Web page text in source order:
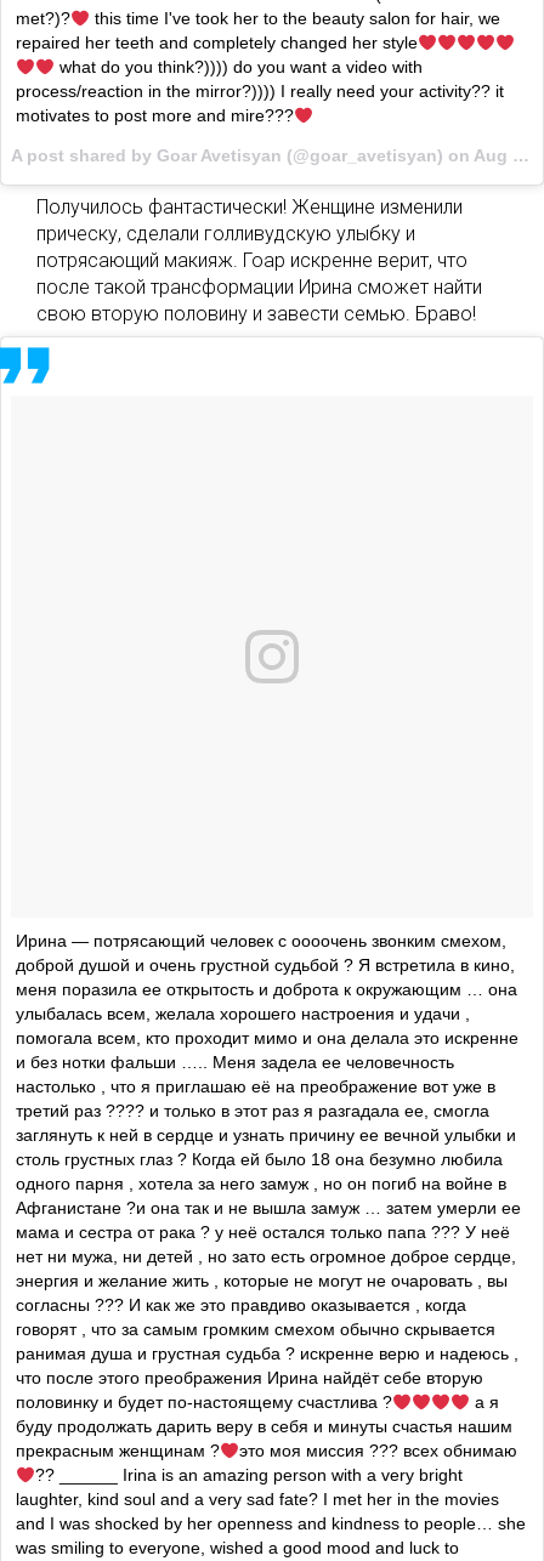
met?)?
this time I've took her to the beauty salon for hair, we
repaired her teeth and completely changed her style
what do you think?)))) do you want a video with
process/reaction in the mirror?)))) I really need your activity?? it
motivates to post more and mire???
A post shared by Goar Avetisyan (@goar_avetisyan) on Aug 1, 2017 at 11:10am PDT
Получилось фантастически! Женщине изменили
прическу, сделали голливудскую улыбку и
потрясающий макияж. Гоар искренне верит, что
после такой трансформации Ирина сможет найти
свою вторую половину и завести семью. Браво!
Ирина — потрясающий человек с оооочень звонким смехом,
доброй душой и очень грустной судьбой ? Я встретила в кино,
меня поразила ее открытость и доброта к окружающим … она
улыбалась всем, желала хорошего настроения и удачи ,
помогала всем, кто проходит мимо и она делала это искренне
и без нотки фальши ….. Меня задела ее человечность
настолько , что я приглашаю её на преображение вот уже в
третий раз ???? и только в этот раз я разгадала ее, смогла
заглянуть к ней в сердце и узнать причину ее вечной улыбки и
столь грустных глаз ? Когда ей было 18 она безумно любила
одного парня , хотела за него замуж , но он погиб на войне в
Афганистане ?и она так и не вышла замуж … затем умерли ее
мама и сестра от рака ? у неё остался только папа ??? У неё
нет ни мужа, ни детей , но зато есть огромное доброе сердце,
энергия и желание жить , которые не могут не очаровать , вы
согласны ??? И как же это правдиво оказывается , когда
говорят , что за самым громким смехом обычно скрывается
ранимая душа и грустная судьба ? искренне верю и надеюсь ,
что после этого преображения Ирина найдёт себе вторую
половинку и будет по-настоящему счастлива ?
а я
буду продолжать дарить веру в себя и минуты счастья нашим
прекрасным женщинам ?
это моя миссия ??? всех обнимаю
?? ______ Irina is an amazing person with a very bright
laughter, kind soul and a very sad fate? I met her in the movies
and I was shocked by her openness and kindness to people… she
was smiling to everyone, wished a good mood and luck to